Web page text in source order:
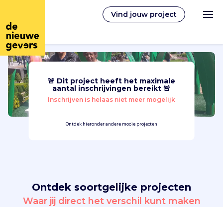
Vind jouw project
Nederlands
Vrijwilligerswerk
Inloggen
🚨 Dit project heeft het maximale
aantal inschrijvingen bereikt 🚨
Inschrijven is helaas niet meer mogelijk
Ontdek hieronder andere mooie projecten
Ontdek soortgelijke projecten
Waar jij direct het verschil kunt maken